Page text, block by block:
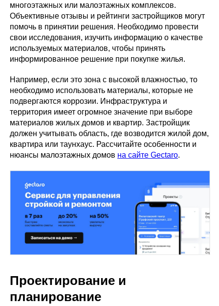
многоэтажных или малоэтажных комплексов.
Объективные отзывы и рейтинги застройщиков могут
помочь в принятии решения. Необходимо провести
свои исследования, изучить информацию о качестве
используемых материалов, чтобы принять
информированное решение при покупке жилья.
Например, если это зона с высокой влажностью, то
необходимо использовать материалы, которые не
подвергаются коррозии. Инфраструктура и
территория имеет огромное значение при выборе
материалов жилых домов и квартир. Застройщик
должен учитывать область, где возводится жилой дом,
квартира или таунхаус. Рассчитайте особенности и
нюансы малоэтажных домов на сайте Gectaro.
Проектирование и
планирование